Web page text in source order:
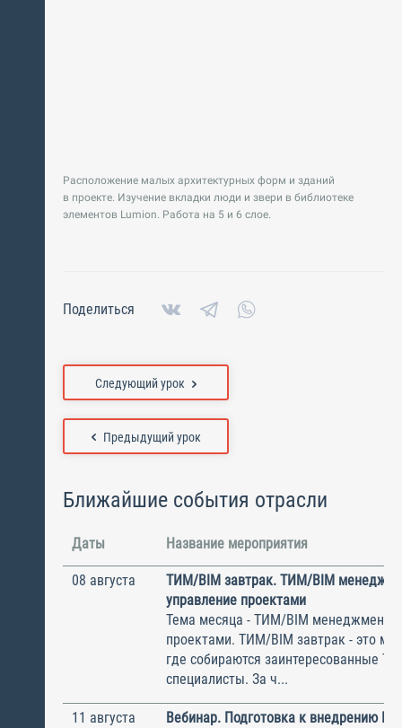
Расположение малых архитектурных форм и зданий
в проекте. Изучение вкладки люди и звери в библиотеке
элементов Lumion. Работа на 5 и 6 слое.
Поделиться
Предыдущий урок
Следующий урок
Ближайшие события отрасли
Даты Название мероприятия
08 августа
ТИМ/BIM завтрак. ТИМ/BIM
управление проектами
Тема месяца - ТИМ/BIM менеджмент и
проектами. ТИМ/BIM завтрак - это
где собираются заинтересованные
специалисты. За ч...
11 августа
Вебинар. Подготовка к внедрению